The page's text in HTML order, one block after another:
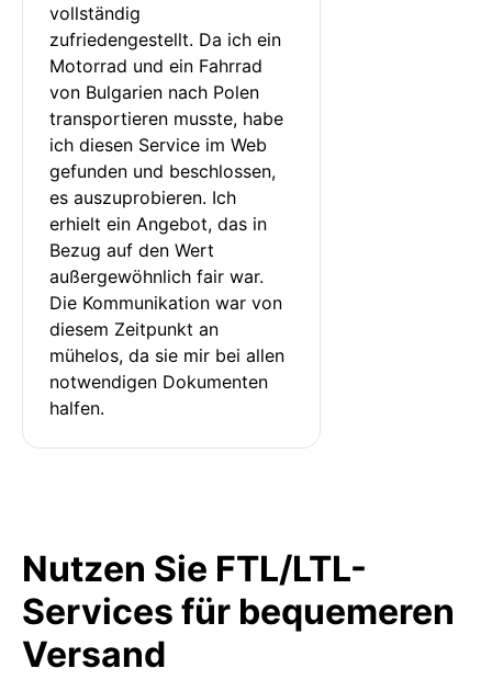
vollständig
zufriedengestellt. Da ich ein
Motorrad und ein Fahrrad
von Bulgarien nach Polen
transportieren musste, habe
ich diesen Service im Web
gefunden und beschlossen,
es auszuprobieren. Ich
erhielt ein Angebot, das in
Bezug auf den Wert
außergewöhnlich fair war.
Die Kommunikation war von
diesem Zeitpunkt an
mühelos, da sie mir bei allen
notwendigen Dokumenten
halfen.
Nutzen Sie FTL/LTL-
Services für bequemeren
Versand